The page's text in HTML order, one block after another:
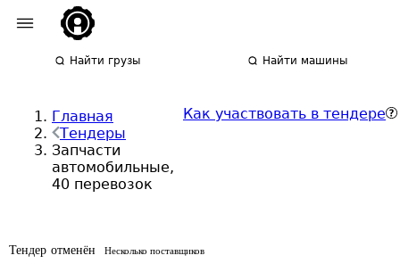
Найти грузы Найти машины
Главная
Тендеры
Запчасти
автомобильные,
40 перевозок
Как участвовать в тендере
Тендер отменён Несколько поставщиков